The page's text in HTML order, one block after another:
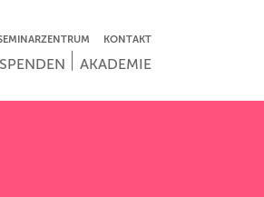
KONTAKT
SPENDEN AKADEMIE